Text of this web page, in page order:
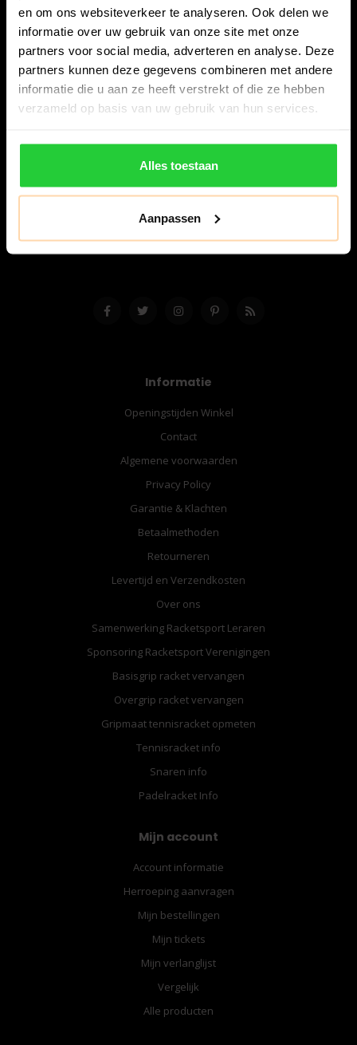
en om ons websiteverkeer te analyseren. Ook delen we
informatie over uw gebruik van onze site met onze
partners voor social media, adverteren en analyse. Deze
partners kunnen deze gegevens combineren met andere
informatie die u aan ze heeft verstrekt of die ze hebben
verzameld op basis van uw gebruik van hun services.
Alles toestaan
Aanpassen
Bespanracket.nl is dé racketspecialist van Lelystad en
omstreken.
8224 AA Lelystad
06-57276080
info@bespanracket.nl
Informatie
Openingstijden Winkel
Contact
Algemene voorwaarden
Privacy Policy
Garantie & Klachten
Betaalmethoden
Retourneren
Levertijd en Verzendkosten
Over ons
Samenwerking Racketsport Leraren
Sponsoring Racketsport Verenigingen
Basisgrip racket vervangen
Overgrip racket vervangen
Gripmaat tennisracket opmeten
Tennisracket info
Snaren info
Padelracket Info
Mijn account
Account informatie
Herroeping aanvragen
Mijn bestellingen
Mijn tickets
Mijn verlanglijst
Vergelijk
Alle producten